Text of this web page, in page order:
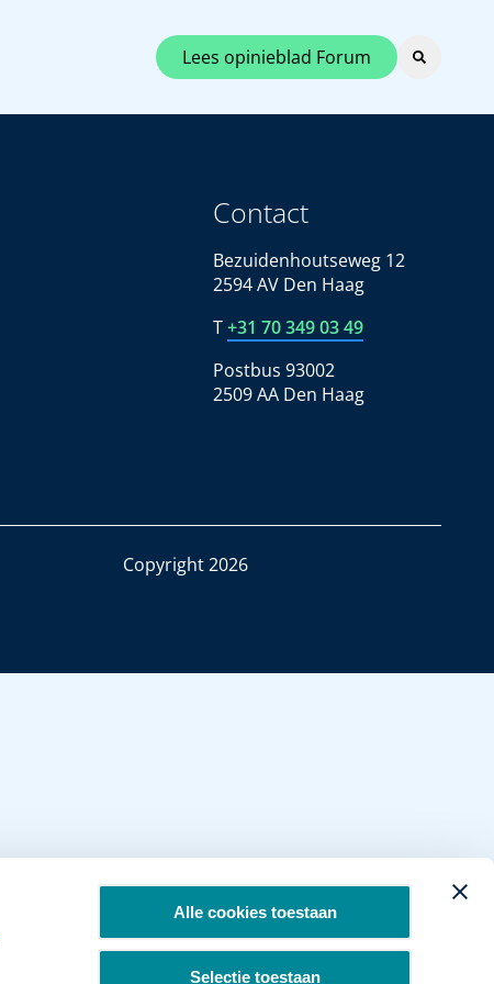
Alle cookies toestaan
Selectie toestaan
Lees opinieblad Forum
Contact
Bezuidenhoutseweg 12
2594 AV Den Haag
T+31 70 349 03 49
Postbus 93002
2509 AA Den Haag
Copyright 2026